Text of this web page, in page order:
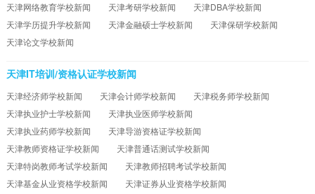
天津网络教育学校新闻
天津考研学校新闻
天津DBA学校新闻
天津学历提升学校新闻
天津金融硕士学校新闻
天津保研学校新闻
天津论文学校新闻
天津IT培训/资格认证学校新闻
天津经济师学校新闻 天津会计师学校新闻
天津税务师学校新闻
天津执业护士学校新闻
天津执业医师学校新闻
天津执业药师学校新闻
天津导游资格证学校新闻
天津教师资格证学校新闻
天津普通话测试学校新闻
天津特岗教师考试学校新闻
天津教师招聘考试学校新闻
天津基金从业资格学校新闻
天津证券从业资格学校新闻